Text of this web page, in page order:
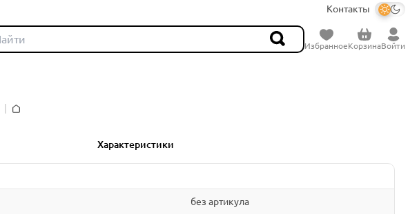
Контакты
ИзбранноеКорзинаВойти
Характеристики
без артикула